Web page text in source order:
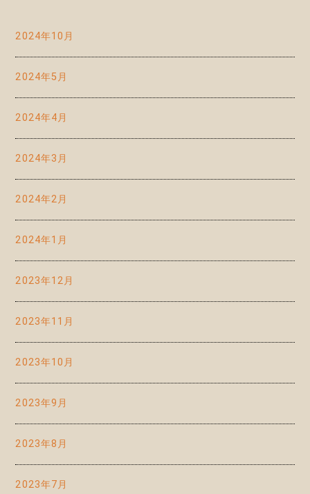
2024年10月
2024年5月
2024年4月
2024年3月
2024年2月
2024年1月
2023年12月
2023年11月
2023年10月
2023年9月
2023年8月
2023年7月